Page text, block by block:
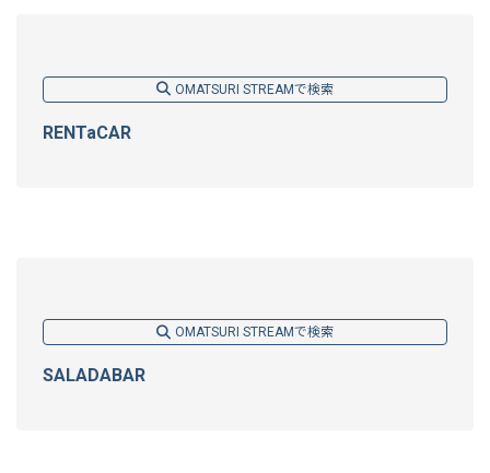
OMATSURI STREAMで検索
RENTaCAR
OMATSURI STREAMで検索
SALADABAR